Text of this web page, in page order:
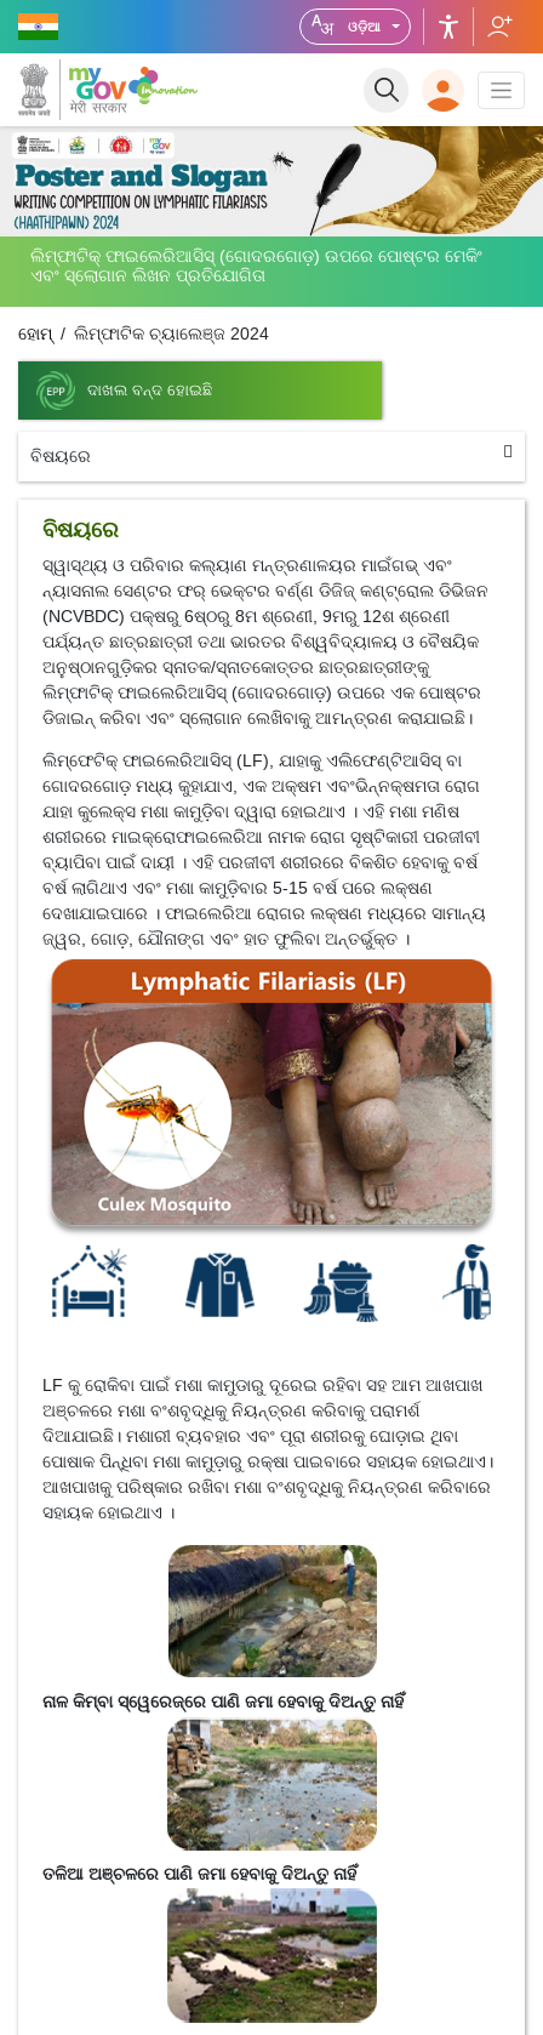
ଓଡ଼ିଆ
ଲିମ୍ଫାଟିକ୍ ଫାଇଲେରିଆସିସ୍ (ଗୋଦରଗୋଡ଼) ଉପରେ ପୋଷ୍ଟର ମେକିଂ
ଏବଂ ସ୍ଲୋଗାନ ଲିଖନ ପ୍ରତିଯୋଗିତା
ହୋମ୍ ଲିମ୍ଫାଟିକ ଚ୍ୟାଲେଞ୍ଜ 2024
ଦାଖଲ ବନ୍ଦ ହୋଇଛି
ବିଷୟରେ
ବିଷୟରେ
ସ୍ୱାସ୍ଥ୍ୟ ଓ ପରିବାର କଲ୍ୟାଣ ମନ୍ତ୍ରଣାଳୟର ମାଇଁଗଭ୍ ଏବଂ
ନ୍ୟାସନାଲ ସେଣ୍ଟର ଫର୍ ଭେକ୍ଟର ବର୍ଣ୍ଣ ଡିଜିଜ୍ କଣ୍ଟ୍ରୋଲ ଡିଭିଜନ
(NCVBDC) ପକ୍ଷରୁ 6ଷ୍ଠରୁ 8ମ ଶ୍ରେଣୀ, 9ମରୁ 12ଶ ଶ୍ରେଣୀ
ପର୍ଯ୍ୟନ୍ତ ଛାତ୍ରଛାତ୍ରୀ ତଥା ଭାରତର ବିଶ୍ୱବିଦ୍ୟାଳୟ ଓ ବୈଷୟିକ
ଅନୁଷ୍ଠାନଗୁଡ଼ିକର ସ୍ନାତକ/ସ୍ନାତକୋତ୍ତର ଛାତ୍ରଛାତ୍ରୀଙ୍କୁ
ଲିମ୍ଫାଟିକ୍ ଫାଇଲେରିଆସିସ୍ (ଗୋଦରଗୋଡ଼) ଉପରେ ଏକ ପୋଷ୍ଟର
ଡିଜାଇନ୍ କରିବା ଏବଂ ସ୍ଲୋଗାନ ଲେଖିବାକୁ ଆମନ୍ତ୍ରଣ କରାଯାଇଛି।
ଲିମ୍ଫେଟିକ୍ ଫାଇଲେରିଆସିସ୍ (LF), ଯାହାକୁ ଏଲିଫେଣ୍ଟିଆସିସ୍ ବା
ଗୋଦରଗୋଡ଼ ମଧ୍ୟ କୁହାଯାଏ, ଏକ ଅକ୍ଷମ ଏବଂଭିନ୍ନକ୍ଷମତା ରୋଗ
ଯାହା କୁଲେକ୍ସ ମଶା କାମୁଡ଼ିବା ଦ୍ୱାରା ହୋଇଥାଏ । ଏହି ମଶା ମଣିଷ
ଶରୀରରେ ମାଇକ୍ରୋଫାଇଲେରିଆ ନାମକ ରୋଗ ସୃଷ୍ଟିକାରୀ ପରଜୀବୀ
ବ୍ୟାପିବା ପାଇଁ ଦାୟୀ । ଏହି ପରଜୀବୀ ଶରୀରରେ ବିକଶିତ ହେବାକୁ ବର୍ଷ
ବର୍ଷ ଲାଗିଥାଏ ଏବଂ ମଶା କାମୁଡ଼ିବାର 5-15 ବର୍ଷ ପରେ ଲକ୍ଷଣ
ଦେଖାଯାଇପାରେ । ଫାଇଲେରିଆ ରୋଗର ଲକ୍ଷଣ ମଧ୍ୟରେ ସାମାନ୍ୟ
ଜ୍ୱର, ଗୋଡ଼, ଯୌନାଙ୍ଗ ଏବଂ ହାତ ଫୁଲିବା ଅନ୍ତର୍ଭୁକ୍ତ ।
LF କୁ ରୋକିବା ପାଇଁ ମଶା କାମୁଡାରୁ ଦୂରେଇ ରହିବା ସହ ଆମ ଆଖପାଖ
ଅଞ୍ଚଳରେ ମଶା ବଂଶବୃଦ୍ଧିକୁ ନିୟନ୍ତ୍ରଣ କରିବାକୁ ପରାମର୍ଶ
ଦିଆଯାଇଛି। ମଶାରୀ ବ୍ୟବହାର ଏବଂ ପୂରା ଶରୀରକୁ ଘୋଡ଼ାଇ ଥିବା
ପୋଷାକ ପିନ୍ଧିବା ମଶା କାମୁଡ଼ାରୁ ରକ୍ଷା ପାଇବାରେ ସହାୟକ ହୋଇଥାଏ।
ଆଖପାଖକୁ ପରିଷ୍କାର ରଖିବା ମଶା ବଂଶବୃଦ୍ଧିକୁ ନିୟନ୍ତ୍ରଣ କରିବାରେ
ସହାୟକ ହୋଇଥାଏ ।
ନାଳ କିମ୍ବା ସ୍ୱେରେଜ୍‌ରେ ପାଣି ଜମା ହେବାକୁ ଦିଅନ୍ତୁ ନାହିଁ
ତଳିଆ ଅଞ୍ଚଳରେ ପାଣି ଜମା ହେବାକୁ ଦିଅନ୍ତୁ ନାହିଁ